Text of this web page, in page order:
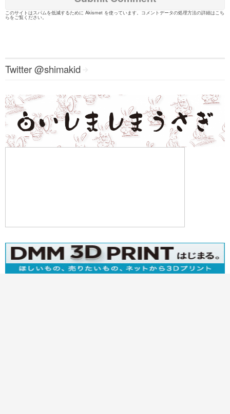
このサイトはスパムを低減するために Akismet を使っています。 コメントデータの処理方法の詳細はこち
らをご覧ください。
Twitter @shimakid